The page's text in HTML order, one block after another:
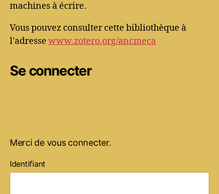
machines à écrire.
Vous pouvez consulter cette bibliothèque à
l'adresse www.zotero.org/ancmeca
Se connecter
Merci de vous connecter.
Identifiant